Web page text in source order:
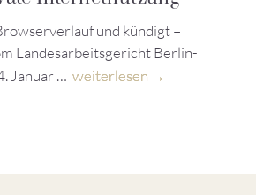
und kündigt –
Landesarbeitsgericht Berlin-
Januar … weiterlesen